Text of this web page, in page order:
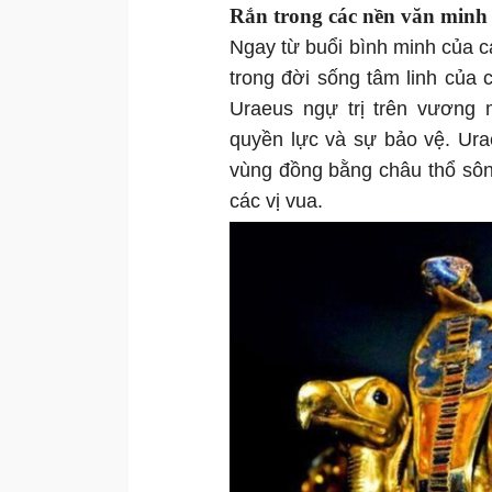
Rắn trong các nền văn
Ngay từ buổi bình minh của
trong đời sống tâm linh của
Uraeus ngự trị trên vương
quyền lực và sự bảo vệ.
vùng đồng bằng châu thổ
các vị vua.